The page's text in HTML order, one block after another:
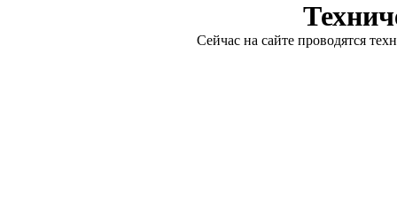
Сейчас на сайте проводятся